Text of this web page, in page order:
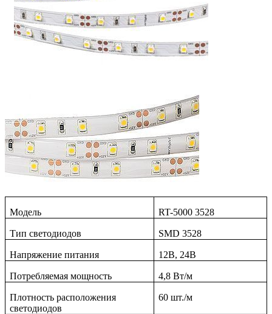
Модель RT-5000 3528
Тип светодиодов SMD 3528
Напряжение питания 12В, 24В
Потребляемая мощность 4,8 Вт/м
Плотность расположения
светодиодов
60 шт./м